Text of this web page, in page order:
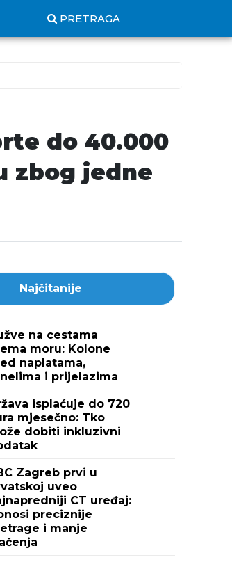
PRETRAGA
do 40.000
zbog jedne
Najčitanije
na cestama
moru: Kolone
naplatama,
i prijelazima
isplaćuje do 720
mjesečno: Tko
dobiti inkluzivni
Zagreb prvi u
uveo
CT uređaj:
preciznije
i manje